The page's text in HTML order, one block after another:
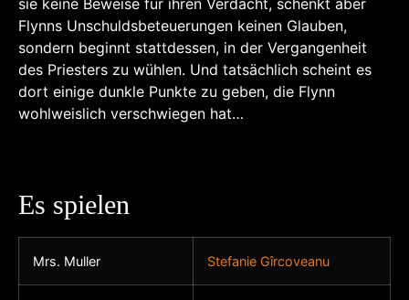
sie keine Beweise für ihren Verdacht, schenkt aber
Flynns Unschuldsbeteuerungen keinen Glauben,
sondern beginnt stattdessen, in der Vergangenheit
des Priesters zu wühlen. Und tatsächlich scheint es
dort einige dunkle Punkte zu geben, die Flynn
wohlweislich verschwiegen hat…
Es spielen
Mrs. Muller Stefanie Gîrcoveanu
Unsere Spendenbox
Unterstützung leicht